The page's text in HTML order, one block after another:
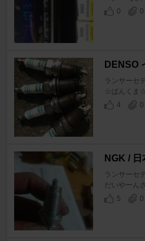
0
0
DENSO
ランサーセ
☆ぱんくま
4
0
NGK /
ランサーセ
だいやーん
5
0